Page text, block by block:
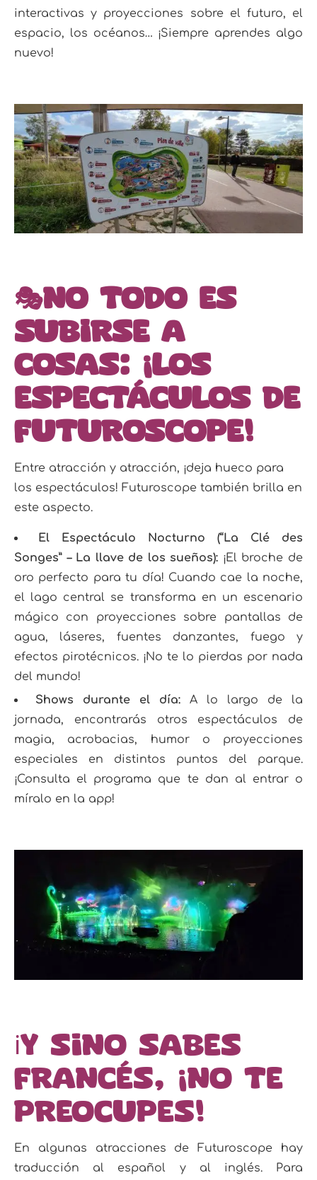
interactivas y proyecciones sobre el futuro, el
espacio, los océanos… ¡Siempre aprendes algo
nuevo!
🎭No todo es
subirse a
cosas: ¡Los
espectáculos de
Futuroscope!
Entre atracción y atracción, ¡deja hueco para
los espectáculos! Futuroscope también brilla en
este aspecto.
El Espectáculo Nocturno (“La Clé des
Songes” – La llave de los sueños): ¡El broche de
oro perfecto para tu día! Cuando cae la noche,
el lago central se transforma en un escenario
mágico con proyecciones sobre pantallas de
agua, láseres, fuentes danzantes, fuego y
efectos pirotécnicos. ¡No te lo pierdas por nada
del mundo!
Shows durante el día: A lo largo de la
jornada, encontrarás otros espectáculos de
magia, acrobacias, humor o proyecciones
especiales en distintos puntos del parque.
¡Consulta el programa que te dan al entrar o
míralo en la app!
ℹ️Y sino sabes
francés, ¡no te
preocupes!
En algunas atracciones de Futuroscope hay
traducción al español y al inglés. Para